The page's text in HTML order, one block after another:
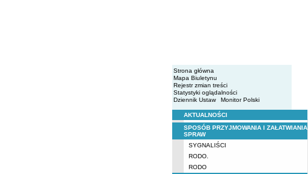
Strona główna
Mapa Biuletynu
Rejestr zmian treści
Statystyki oglądalności
Dziennik Ustaw
Monitor Polski
Menu
AKTUALNOŚCI
SPOSÓB PRZYJMOWANIA I ZAŁATWIANIA
SPRAW
SYGNALIŚCI
RODO.
RODO